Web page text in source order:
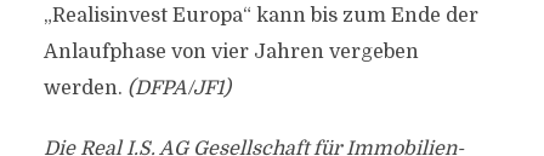
„Realisinvest Europa“ kann bis zum Ende der
Anlaufphase von vier Jahren vergeben
werden. (DFPA/JF1)
Die Real I.S. AG Gesellschaft für Immobilien-